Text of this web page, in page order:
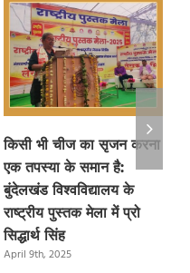
किसी भी चीज का सृजन करना
एक तपस्या के समान है:
बुंदेलखंड विश्वविद्यालय के
राष्ट्रीय पुस्तक मेला में प्रो
सिद्धार्थ सिंह
April 9th, 2025